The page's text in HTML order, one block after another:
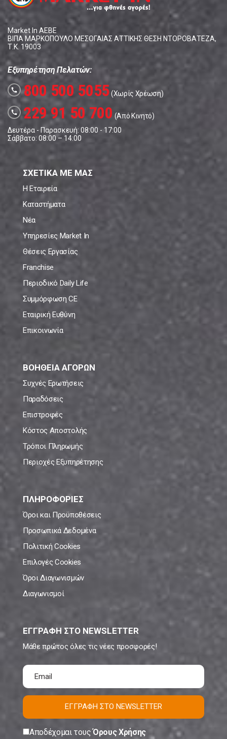
Market In ΑΕΒΕ
ΒΙΠΑ ΜΑΡΚΟΠΟΥΛΟ ΜΕΣΟΓΑΙΑΣ ΑΤΤΙΚΗΣ ΘΕΣΗ ΝΤΟΡΟΒΑΤΕΖΑ,
Τ.Κ. 19003
Εξυπηρέτηση Πελατών:
call 800 500 5055(Χωρίς Χρέωση)
call 229 91 50 700 (Από Κινητό)
Δευτέρα - Παρασκευή: 08:00 - 17:00
Σάββατο: 08:00 – 14:00
ΣΧΕΤΙΚΑ ΜΕ ΜΑΣ
Η Εταιρεία
Καταστήματα
Νέα
Υπηρεσίες Market In
Θέσεις Εργασίας
Franchise
Περιοδικό Daily Life
Συμμόρφωση CE
Εταιρική Ευθύνη
Επικοινωνία
ΒΟΗΘΕΙΑ ΑΓΟΡΩΝ
Συχνές Ερωτήσεις
Παραδόσεις
Επιστροφές
Κόστος Αποστολής
Τρόποι Πληρωμής
Περιοχές Εξυπηρέτησης
ΠΛΗΡΟΦΟΡΙΕΣ
Όροι και Προϋποθέσεις
Προσωπικά Δεδομένα
Πολιτική Cookies
Επιλογές Cookies
Όροι Διαγωνισμών
Διαγωνισμοί
ΕΓΓΡΑΦΗ ΣΤΟ NEWSLETTER
Μάθε πρώτος όλες τις νέες προσφορές!
ΕΓΓΡΑΦΗ ΣΤΟ NEWSLETTER
Αποδέχομαι τουςΌρους Χρήσης